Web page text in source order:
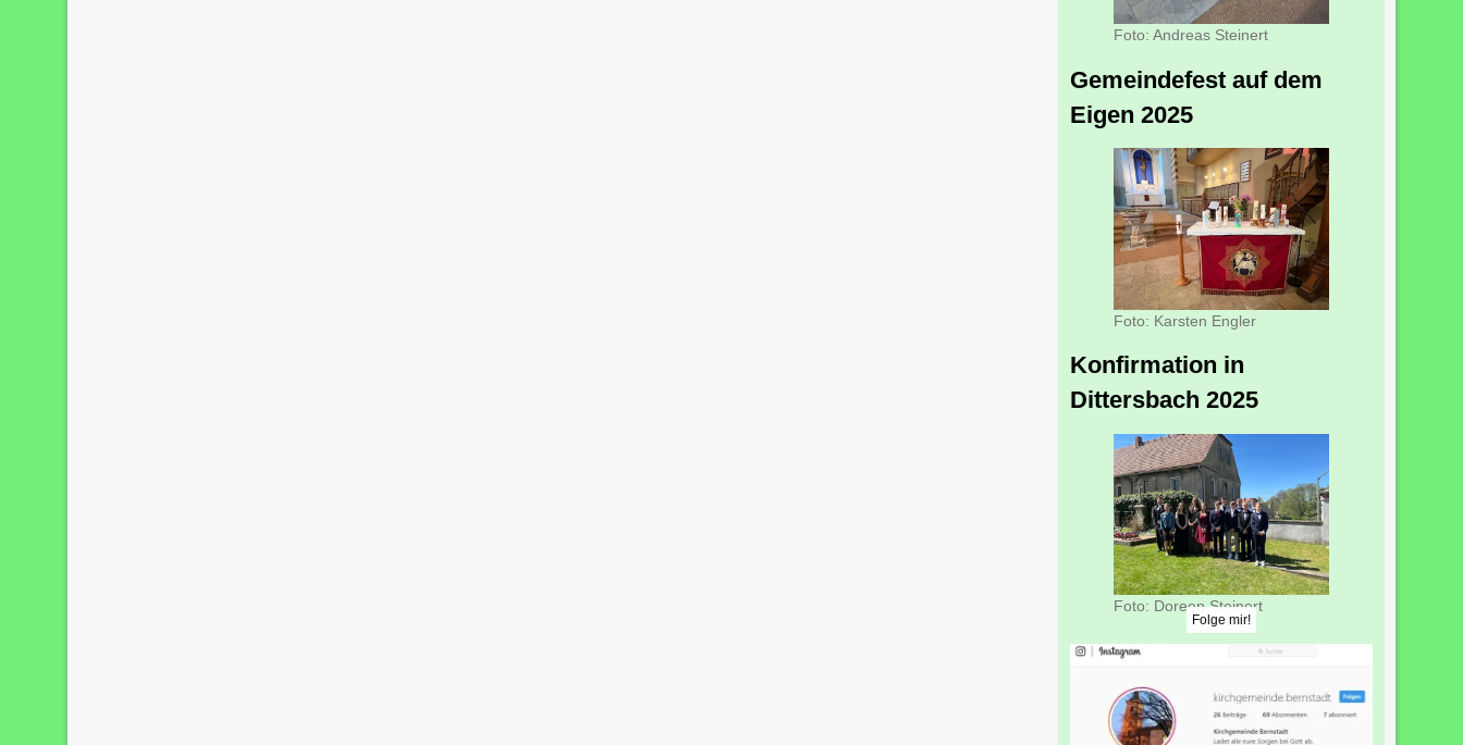
Foto: Andreas Steinert
Gemeindefest auf dem
Eigen 2025
Foto: Karsten Engler
Konfirmation in
Dittersbach 2025
Foto: Doreen Steinert
Folge mir!